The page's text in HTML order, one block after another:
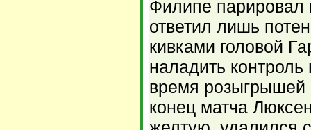
Филипе парировал
ответил лишь
кивками головой
наладить
время розыгрышей
конец матча